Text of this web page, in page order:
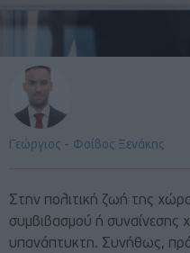
Γεώργιος - Φοίβος Ξενάκης
Στην πολιτική ζωή της
συμβιβασμού ή συναίνεσης
υπανάπτυκτη. Συνήθως,